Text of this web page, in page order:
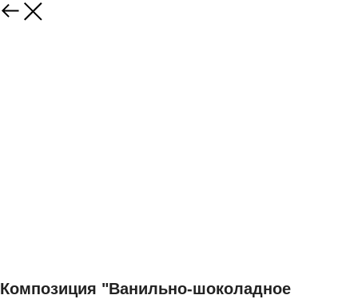
Композиция "Ванильно-шоколадное